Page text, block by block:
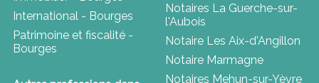
International - Bourges
Patrimoine et fiscalité -
Bourges
Notaires La Guerche-sur-
l'Aubois
Notaire Les Aix-d'Angillon
Notaire Marmagne
Notaires Mehun-sur-Yèvre